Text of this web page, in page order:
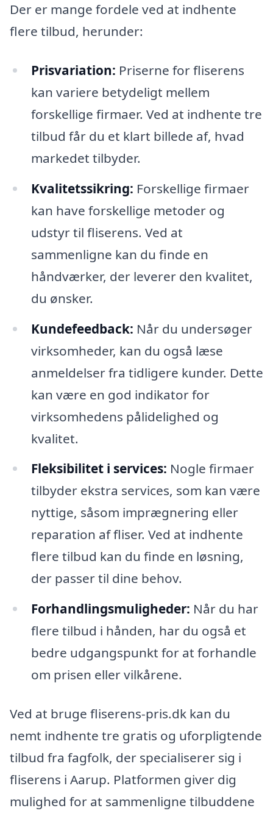
Der er mange fordele ved at indhente
flere tilbud, herunder:
Prisvariation: Priserne for fliserens
kan variere betydeligt mellem
forskellige firmaer. Ved at indhente tre
tilbud får du et klart billede af, hvad
markedet tilbyder.
Kvalitetssikring: Forskellige firmaer
kan have forskellige metoder og
udstyr til fliserens. Ved at
sammenligne kan du finde en
håndværker, der leverer den kvalitet,
du ønsker.
Kundefeedback: Når du undersøger
virksomheder, kan du også læse
anmeldelser fra tidligere kunder. Dette
kan være en god indikator for
virksomhedens pålidelighed og
kvalitet.
Fleksibilitet i services: Nogle firmaer
tilbyder ekstra services, som kan være
nyttige, såsom imprægnering eller
reparation af fliser. Ved at indhente
flere tilbud kan du finde en løsning,
der passer til dine behov.
Forhandlingsmuligheder: Når du har
flere tilbud i hånden, har du også et
bedre udgangspunkt for at forhandle
om prisen eller vilkårene.
Ved at bruge fliserens-pris.dk kan du
nemt indhente tre gratis og uforpligtende
tilbud fra fagfolk, der specialiserer sig i
fliserens i Aarup. Platformen giver dig
mulighed for at sammenligne tilbuddene